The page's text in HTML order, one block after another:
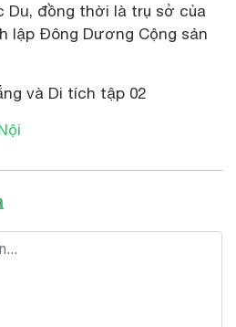
Du, đồng thời là trụ sở của
lập Đông Dương Cộng sản
và Di tích tập 02